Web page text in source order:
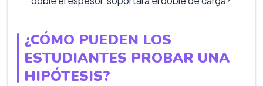
¿CÓMO PUEDEN LOS
ESTUDIANTES PROBAR UNA
HIPÓTESIS?